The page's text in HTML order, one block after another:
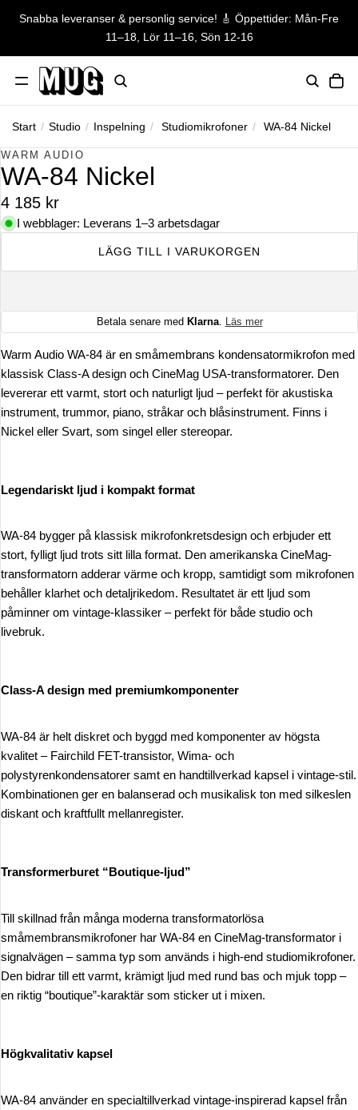
Snabba leveranser & personlig service! 🎸 Öppettider: Mån-Fre
11–18, Lör 11–16, Sön 12-16Snabba leveranser & personlig
Start / Studio / Inspelning / Studiomikrofoner / WA-84 Nickel
HOPPA TILL PRODUKTINFORMATION
WARM AUDIO
WA-84 Nickel
4 185 kr
I webblager: Leverans 1–3 arbetsdagar
LÄGG TILL I VARUKORGEN
Betala senare med Klarna. Läs mer
Warm Audio WA-84 är en småmembrans kondensatormikrofon med
klassisk Class-A design och CineMag USA-transformatorer. Den
levererar ett varmt, stort och naturligt ljud – perfekt för akustiska
instrument, trummor, piano, stråkar och blåsinstrument. Finns i
Nickel eller Svart, som singel eller stereopar.
Legendariskt ljud i kompakt format
WA-84 bygger på klassisk mikrofonkretsdesign och erbjuder ett
stort, fylligt ljud trots sitt lilla format. Den amerikanska CineMag-
transformatorn adderar värme och kropp, samtidigt som mikrofonen
behåller klarhet och detaljrikedom. Resultatet är ett ljud som
påminner om vintage-klassiker – perfekt för både studio och
livebruk.
Class-A design med premiumkomponenter
WA-84 är helt diskret och byggd med komponenter av högsta
kvalitet – Fairchild FET-transistor, Wima- och
polystyrenkondensatorer samt en handtillverkad kapsel i vintage-stil.
Kombinationen ger en balanserad och musikalisk ton med silkeslen
diskant och kraftfullt mellanregister.
Transformerburet “Boutique-ljud”
Till skillnad från många moderna transformatorlösa
småmembransmikrofoner har WA-84 en CineMag-transformator i
signalvägen – samma typ som används i high-end studiomikrofoner.
Den bidrar till ett varmt, krämigt ljud med rund bas och mjuk topp –
en riktig “boutique”-karaktär som sticker ut i mixen.
Högkvalitativ kapsel
WA-84 använder en specialtillverkad vintage-inspirerad kapsel från